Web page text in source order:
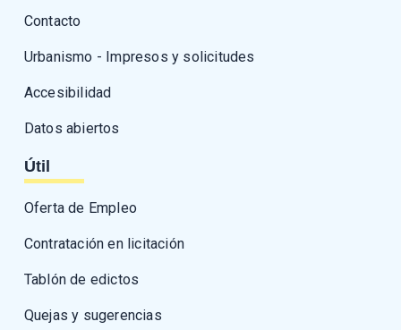
Contacto
Urbanismo - Impresos y solicitudes
Accesibilidad
Datos abiertos
Útil
Oferta de Empleo
Contratación en licitación
Tablón de edictos
Quejas y sugerencias